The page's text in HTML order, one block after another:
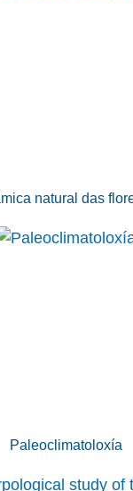
natural das
Paleoclimatoloxía